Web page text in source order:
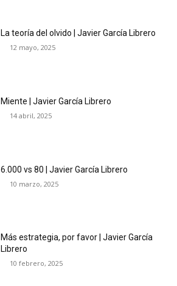
La teoría del olvido | Javier García Librero
12 mayo, 2025
Miente | Javier García Librero
14 abril, 2025
6.000 vs 80 | Javier García Librero
10 marzo, 2025
Más estrategia, por favor | Javier García
Librero
10 febrero, 2025